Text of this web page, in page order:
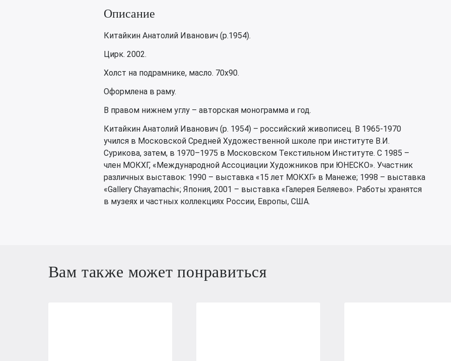
Описание
Китайкин Анатолий Иванович (р.1954).
Цирк. 2002.
Холст на подрамнике, масло. 70х90.
Оформлена в раму.
В правом нижнем углу – авторская монограмма и год.
Китайкин Анатолий Иванович (р. 1954) – российский живописец. В 1965-1970
учился в Московской Средней Художественной школе при институте В.И.
Сурикова, затем, в 1970–1975 в Московском Текстильном Институте. С 1985 –
член МОКХГ, «Международной Ассоциации Художников при ЮНЕСКО». Участник
различных выставок: 1990 – выставка «15 лет МОКХГ» в Манеже; 1998 – выставка
«Gallery Chayamachi«; Япония, 2001 – выставка «Галерея Беляево». Работы хранятся
в музеях и частных коллекциях России, Европы, США.
Вам также может понравиться